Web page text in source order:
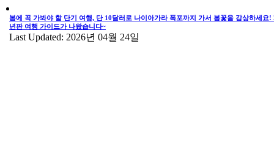
봄에 꼭 가봐야 할 단기 여행, 단 10달러로 나이아가라 폭포까지 가서 봄꽃을 감상하세요!
년판 여행 가이드가 나왔습니다~
Last Updated: 2026년 04월 24일